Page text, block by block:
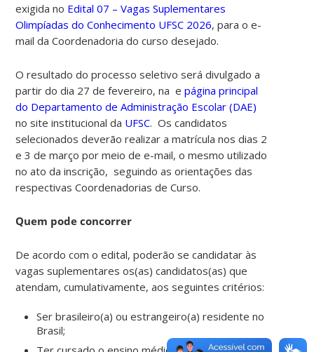
exigida no Edital 07 – Vagas Suplementares
Olimpíadas do Conhecimento UFSC 2026, para o e-
mail da Coordenadoria do curso desejado.
O resultado do processo seletivo será divulgado a
partir do dia 27 de fevereiro, na epágina principal
do Departamento de Administração Escolar (DAE)
no site institucional da UFSC.Os candidatos
selecionados deverão realizar a matrícula nos dias 2
e 3 de março por meio de e-mail, o mesmo utilizado
no ato da inscrição, seguindo as orientações das
respectivas Coordenadorias de Curso.
Quem pode concorrer
De acordo com o edital, poderão se candidatar às
vagas suplementares os(as) candidatos(as) que
atendam, cumulativamente, aos seguintes critérios:
Ser brasileiro(a) ou estrangeiro(a) residente no
Brasil;